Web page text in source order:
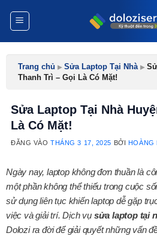
Trang chủ ▸ Sửa Laptop Tại Nhà▸
Thanh Trì – Gọi Là Có Mặt!
Sửa Laptop Tại Nhà
Là Có Mặt!
ĐĂNG VÀOTHÁNG 3 17, 2025 BỞI HOÀNG
Ngày nay, laptop không đơn thuần là
một phần không thể thiếu trong cuộc
sử dụng liên tục khiến laptop dễ gặp
việc và giải trí. Dịch vụ sửa laptop tại
Dolozi ra đời để giải quyết những vấn